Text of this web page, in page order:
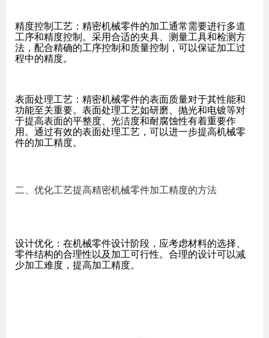
精度控制工艺：精密机械零件的加工通常需要进行多道
工序和精度控制。采用合适的夹具、测量工具和检测方
法，配合精确的工序控制和质量控制，可以保证加工过
程中的精度。
表面处理工艺：精密机械零件的表面质量对于其性能和
功能至关重要。表面处理工艺如研磨、抛光和电镀等对
于提高表面的平整度、光洁度和耐腐蚀性有着重要作
用。通过有效的表面处理工艺，可以进一步提高机械零
件的加工精度。
二、优化工艺提高精密机械零件加工精度的方法
设计优化：在机械零件设计阶段，应考虑材料的选择、
零件结构的合理性以及加工可行性。合理的设计可以减
少加工难度，提高加工精度。